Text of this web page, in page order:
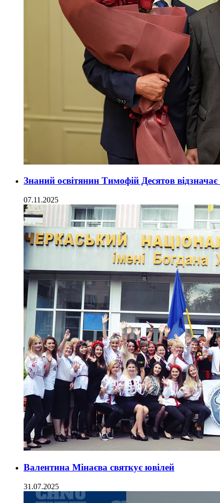
Знаний освітянин Тимофій Десятов
07.11.2025
Валентина Мінаєва святкує ювілей
31.07.2025